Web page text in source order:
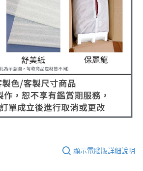
顯示電腦版詳細說明